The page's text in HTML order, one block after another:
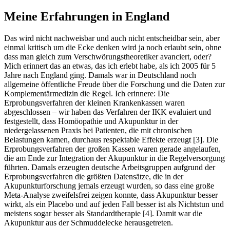
Meine Erfahrungen in England
Das wird nicht nachweisbar und auch nicht entscheidbar sein, aber
einmal kritisch um die Ecke denken wird ja noch erlaubt sein, ohne
dass man gleich zum Verschwörungstheoretiker avanciert, oder?
Mich erinnert das an etwas, das ich erlebt habe, als ich 2005 für 5
Jahre nach England ging. Damals war in Deutschland noch
allgemeine öffentliche Freude über die Forschung und die Daten zur
Komplementärmedizin die Regel. Ich erinnere: Die
Erprobungsverfahren der kleinen Krankenkassen waren
abgeschlossen – wir haben das Verfahren der IKK evaluiert und
festgestellt, dass Homöopathie und Akupunktur in der
niedergelassenen Praxis bei Patienten, die mit chronischen
Belastungen kamen, durchaus respektable Effekte erzeugt [3]. Die
Erprobungsverfahren der großen Kassen waren gerade angelaufen,
die am Ende zur Integration der Akupunktur in die Regelversorgung
führten. Damals erzeugten deutsche Arbeitsgruppen aufgrund der
Erprobungsverfahren die größten Datensätze, die in der
Akupunkturforschung jemals erzeugt wurden, so dass eine große
Meta-Analyse zweifelsfrei zeigen konnte, dass Akupunktur besser
wirkt, als ein Placebo und auf jeden Fall besser ist als Nichtstun und
meistens sogar besser als Standardtherapie [4]. Damit war die
Akupunktur aus der Schmuddelecke herausgetreten.